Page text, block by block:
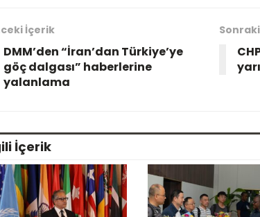
İçerik
DMM’den “İran’dan Türkiye’ye
göç dalgası” haberlerine
yalanlama
İçerik